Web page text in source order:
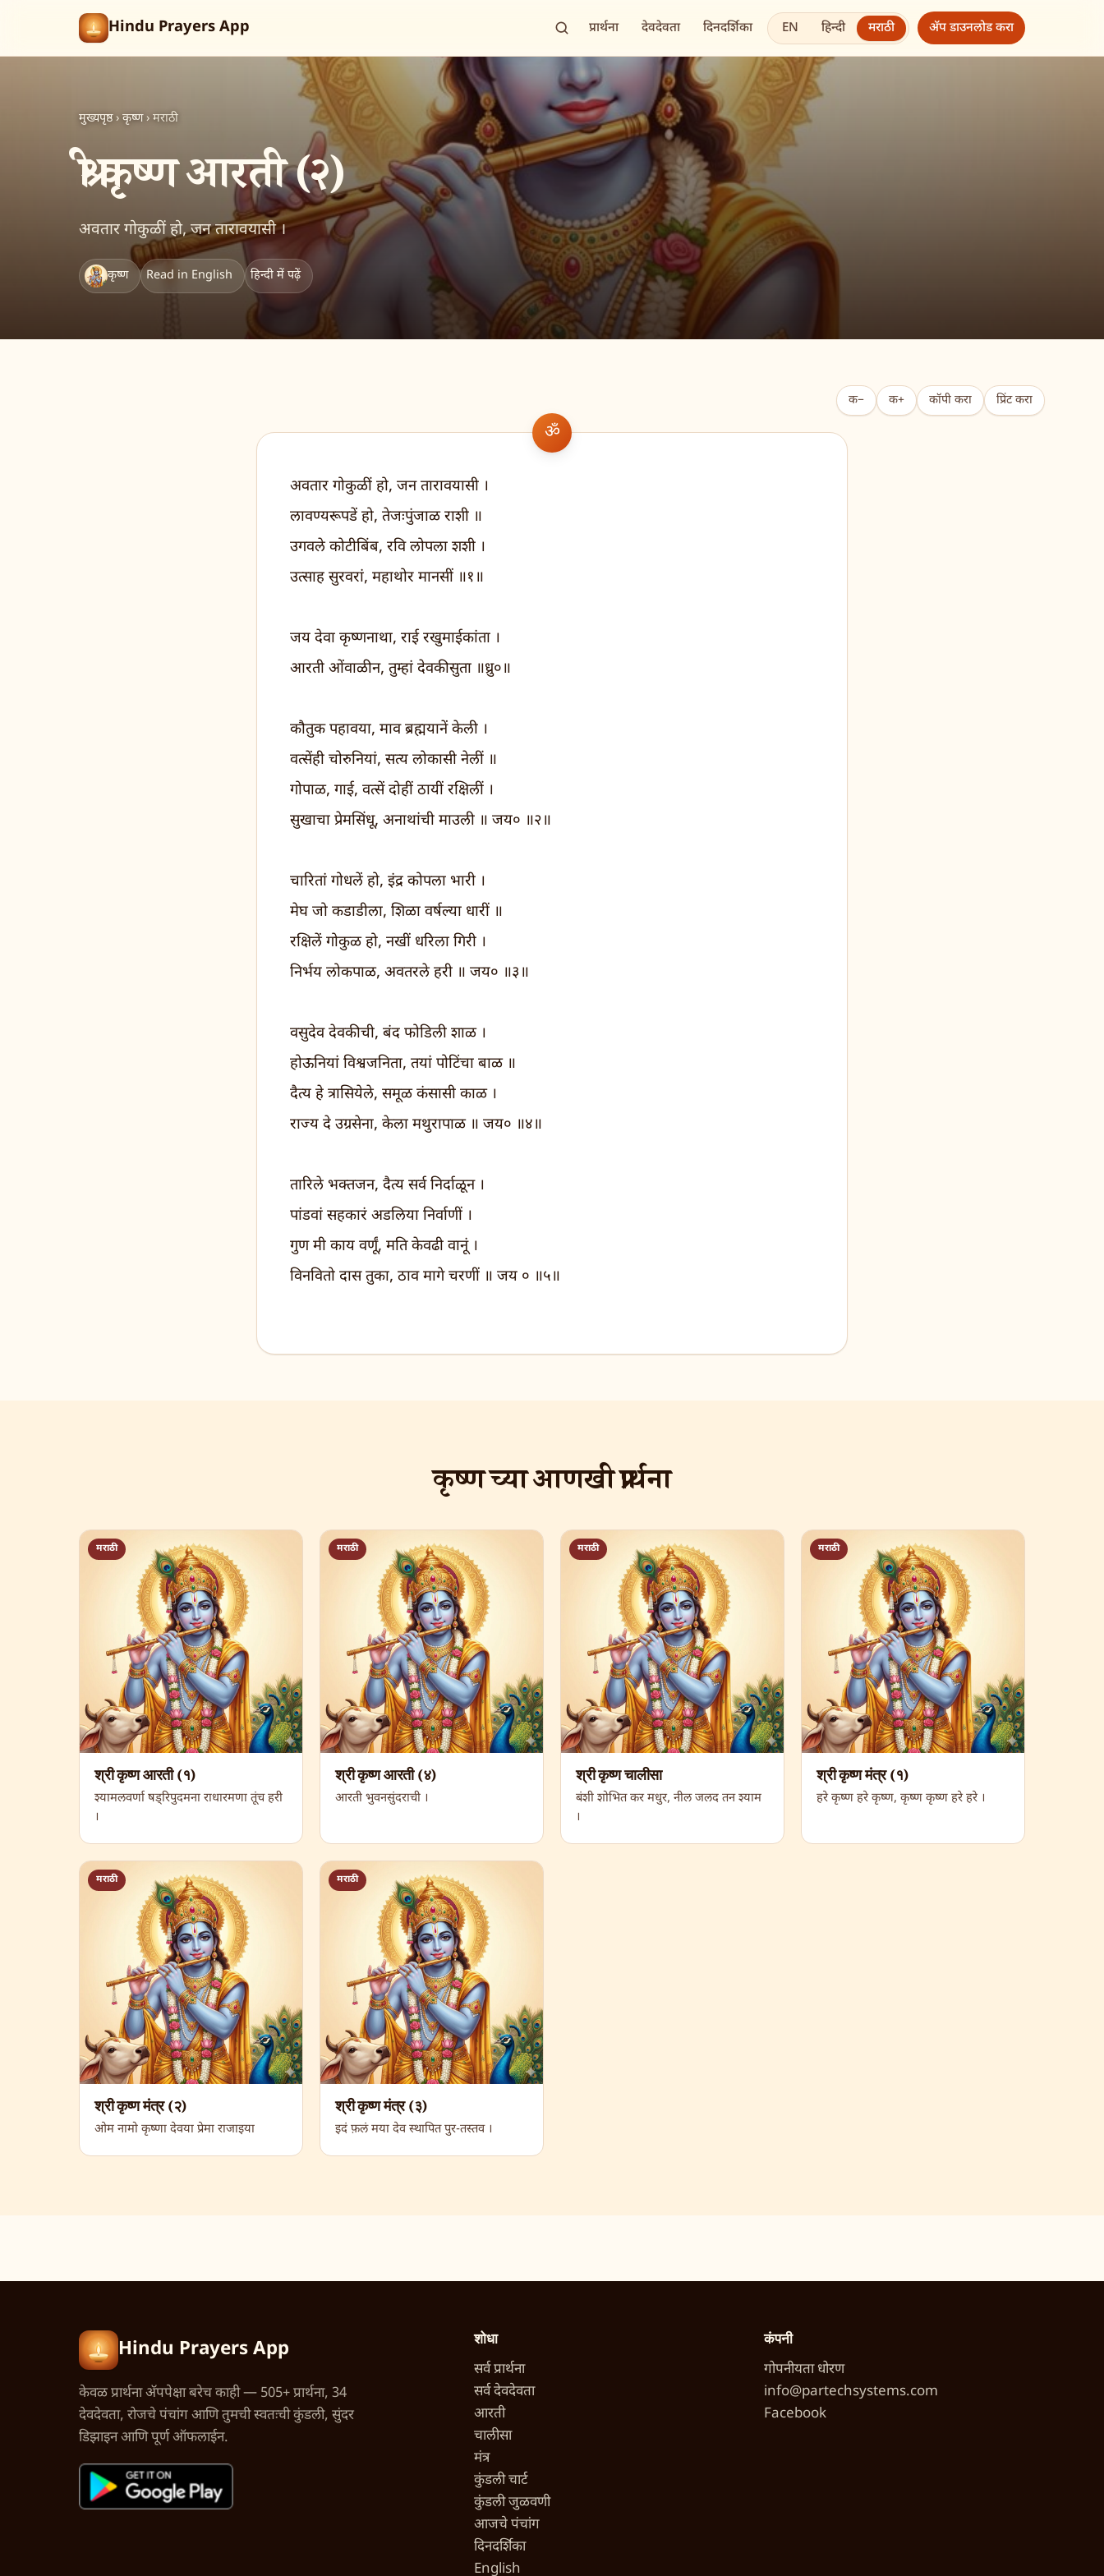
Hindu Prayers App प्रार्थना देवदेवता दिनदर्शिका EN हिन्दी मराठी अ‍ॅप डाउनलोड करा
मुख्यपृष्ठ › कृष्ण › मराठी
श्री कृष्ण आरती (२)
अवतार गोकुळीं हो, जन तारावयासी ।
कृष्ण Read in English हिन्दी में पढ़ें
क− क+ कॉपी करा प्रिंट करा
अवतार गोकुळीं हो, जन तारावयासी ।
लावण्यरूपडें हो, तेजःपुंजाळ राशी ॥
उगवले कोटीबिंब, रवि लोपला शशी ।
उत्साह सुरवरां, महाथोर मानसीं ॥१॥
जय देवा कृष्णनाथा, राई रखुमाईकांता ।
आरती ओंवाळीन, तुम्हां देवकीसुता ॥ध्रु०॥
कौतुक पहावया, माव ब्रह्मयानें केली ।
वत्सेंही चोरुनियां, सत्य लोकासी नेलीं ॥
गोपाळ, गाई, वत्सें दोहीं ठायीं रक्षिलीं ।
सुखाचा प्रेमसिंधू, अनाथांची माउली ॥ जय० ॥२॥
चारितां गोधलें हो, इंद्र कोपला भारी ।
मेघ जो कडाडीला, शिळा वर्षल्या धारीं ॥
रक्षिलें गोकुळ हो, नखीं धरिला गिरी ।
निर्भय लोकपाळ, अवतरले हरी ॥ जय० ॥३॥
वसुदेव देवकीची, बंद फोडिली शाळ ।
होऊनियां विश्वजनिता, तयां पोटिंचा बाळ ॥
दैत्य हे त्रासियेले, समूळ कंसासी काळ ।
राज्य दे उग्रसेना, केला मथुरापाळ ॥ जय० ॥४॥
तारिले भक्तजन, दैत्य सर्व निर्दाळून ।
पांडवां सहकारं अडलिया निर्वाणीं ।
गुण मी काय वर्णूं, मति केवढी वानूं ।
विनवितो दास तुका, ठाव मागे चरणीं ॥ जय ० ॥५॥
कृष्ण च्या आणखी प्रार्थना
मराठी
श्री कृष्ण आरती (१)
श्यामलवर्णा षड्रिपुदमना राधारमणा तूंच हरी
।
मराठी
श्री कृष्ण आरती (४)
आरती भुवनसुंदराची ।
मराठी
श्री कृष्ण चालीसा
बंशी शोभित कर मधुर, नील जलद तन श्याम
।
मराठी
श्री कृष्ण मंत्र (१)
हरे कृष्ण हरे कृष्ण, कृष्ण कृष्ण हरे हरे ।
मराठी
श्री कृष्ण मंत्र (२)
ओम नामो कृष्णा देवया प्रेमा राजाइया
मराठी
श्री कृष्ण मंत्र (३)
इदं फ़लं मया देव स्थापित पुर-तस्तव ।
Hindu Prayers App
केवळ प्रार्थना अ‍ॅपपेक्षा बरेच काही — 505+ प्रार्थना, 34
देवदेवता, रोजचे पंचांग आणि तुमची स्वतःची कुंडली, सुंदर
डिझाइन आणि पूर्ण ऑफलाईन.
शोधा
सर्व प्रार्थना
सर्व देवदेवता
आरती
चालीसा
मंत्र
कुंडली चार्ट
कुंडली जुळवणी
आजचे पंचांग
दिनदर्शिका
English
कंपनी
गोपनीयता धोरण
info@partechsystems.com
Facebook